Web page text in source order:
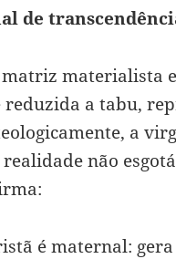
de
materialista
a tabu,
a
não
é maternal: